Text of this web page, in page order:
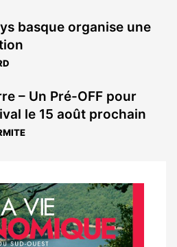
basque organise une
– Un Pré-OFF pour
le 15 août prochain